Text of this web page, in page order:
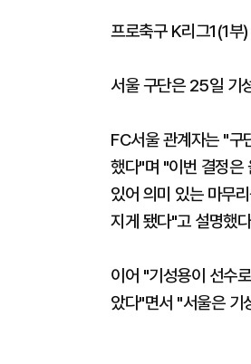
프로축구 K리그1(1부
서울 구단은 25일 기
FC서울 관계자는 "구
했다"며 "이번 결정은
있어 의미 있는 마무
지게 됐다"고 설명했
이어 "기성용이 선수
았다"면서 "서울은 기